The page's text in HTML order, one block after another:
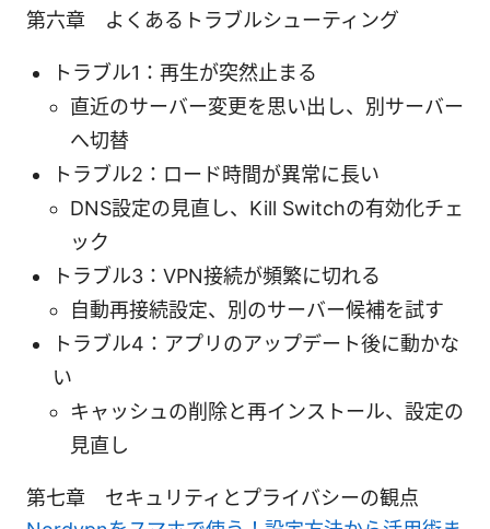
第六章 よくあるトラブルシューティング
トラブル1：再生が突然止まる
直近のサーバー変更を思い出し、別サーバー
へ切替
トラブル2：ロード時間が異常に長い
DNS設定の見直し、Kill Switchの有効化チェ
ック
トラブル3：VPN接続が頻繁に切れる
自動再接続設定、別のサーバー候補を試す
トラブル4：アプリのアップデート後に動かな
い
キャッシュの削除と再インストール、設定の
見直し
第七章 セキュリティとプライバシーの観点